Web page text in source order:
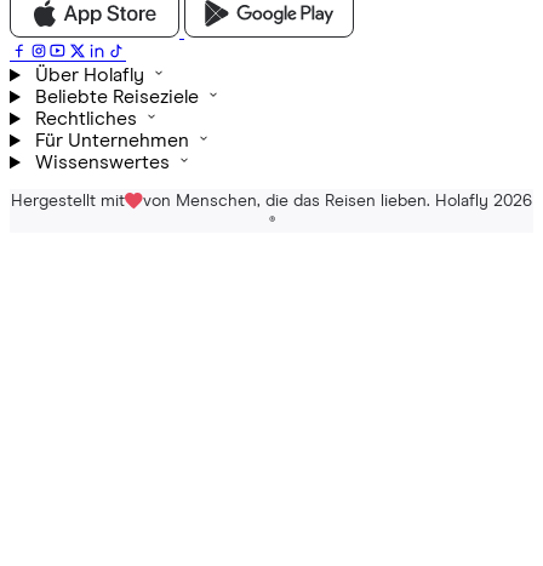
Über Holafly
Beliebte Reiseziele
Rechtliches
Für Unternehmen
Wissenswertes
Hergestellt mit von Menschen, die das Reisen lieben. Holafly 2026
®